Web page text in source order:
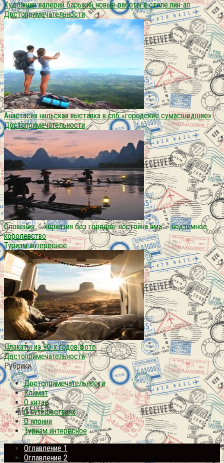
Художник валерий барыкин новые работы в стиле пин-ап
Достопримечательности
Анастасия нильская выставка в спб «городские сумасшедшие»
Достопримечательности
Словения — хорватия без городов. постойна яма — подземное
королевство
Туризм интересное
Плакаты из 90-х годов фото
Достопримечательности
Рубрики
Достопримечательности
Климат
О китае
О путешествиях
О японии
Туризм интересное
Оглавление 1
Оглавление 2